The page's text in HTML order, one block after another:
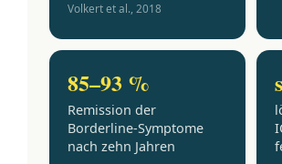
Volkert et al., 2018
85–93 %
Remission der
Borderline-Symptome
nach zehn Jahren